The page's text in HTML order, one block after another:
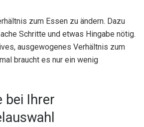
zum Essen zu ändern. Dazu
Schritte und etwas Hingabe nötig.
ausgewogenes Verhältnis zum
braucht es nur ein wenig
bei Ihrer